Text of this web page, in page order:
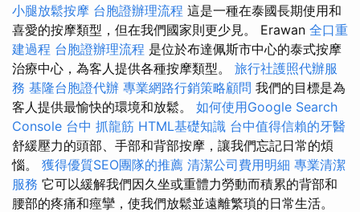
小腿放鬆按摩 台胞證辦理流程 這是一種在泰國長期使用和
喜愛的按摩類型，但在我們國家則更少見。 Erawan 全口重
建過程 台胞證辦理流程 是位於布達佩斯市中心的泰式按摩
治療中心，為客人提供各種按摩類型。 旅行社護照代辦服
務 基隆台胞證代辦 專業網路行銷策略顧問 我們的目標是為
客人提供最愉快的環境和放鬆。 如何使用Google Search
Console 台中 抓龍筋 HTML基礎知識 台中值得信賴的牙醫
舒緩壓力的頭部、手部和背部按摩，讓我們忘記日常的煩
惱。 獲得優質SEO團隊的推薦 清潔公司費用明細 專業清潔
服務 它可以緩解我們因久坐或重體力勞動而積累的背部和
腰部的疼痛和痙攣，使我們放鬆並遠離繁瑣的日常生活。